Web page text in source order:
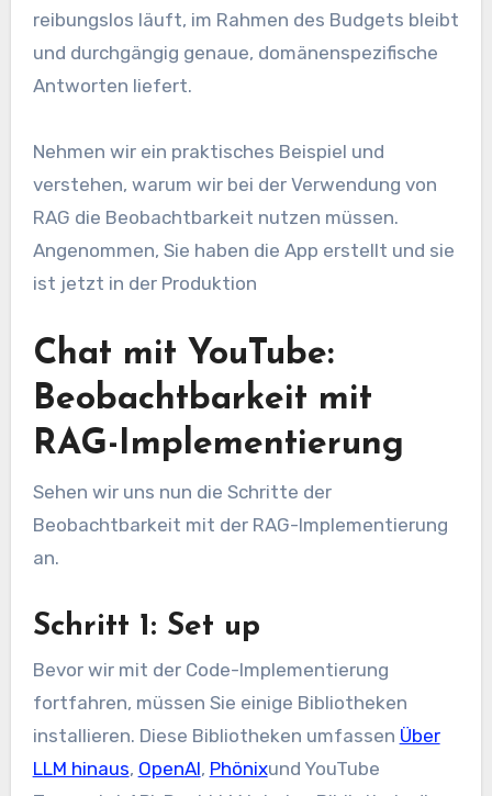
reibungslos läuft, im Rahmen des Budgets bleibt
und durchgängig genaue, domänenspezifische
Antworten liefert.
Nehmen wir ein praktisches Beispiel und
verstehen, warum wir bei der Verwendung von
RAG die Beobachtbarkeit nutzen müssen.
Angenommen, Sie haben die App erstellt und sie
ist jetzt in der Produktion
Chat mit YouTube:
Beobachtbarkeit mit
RAG-Implementierung
Sehen wir uns nun die Schritte der
Beobachtbarkeit mit der RAG-Implementierung
an.
Schritt 1: Set up
Bevor wir mit der Code-Implementierung
fortfahren, müssen Sie einige Bibliotheken
installieren. Diese Bibliotheken umfassen Über
LLM hinaus, OpenAI, Phönixund YouTube